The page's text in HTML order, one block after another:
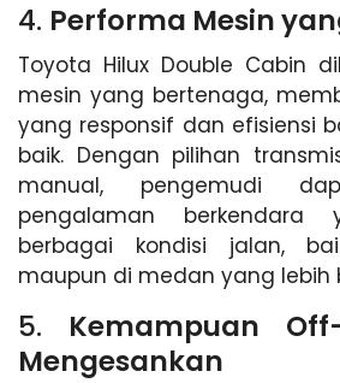
4. Performa Mesin
Toyota Hilux Double Cabin
mesin yang bertenaga,
yang responsif dan efisiensi
baik. Dengan pilihan
manual, pengemudi
pengalaman
berbagai kondisi jalan,
maupun di medan yang lebih
5. Kemampuan
Mengesankan